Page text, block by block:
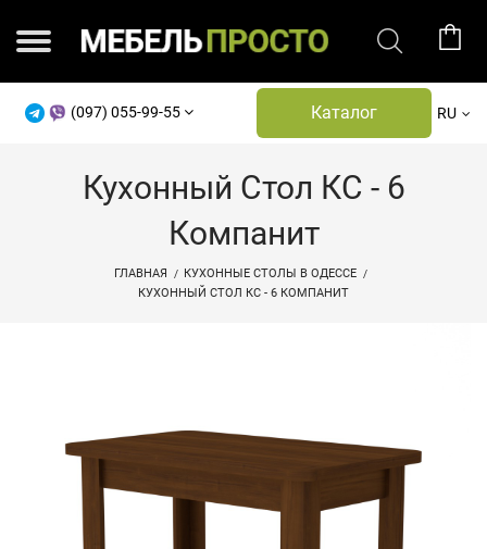
(097) 055-99-55 Каталог RU
Кухонный Стол КС - 6
Компанит
ГЛАВНАЯ
КУХОННЫЕ СТОЛЫ В ОДЕССЕ
КУХОННЫЙ СТОЛ КС - 6 КОМПАНИТ